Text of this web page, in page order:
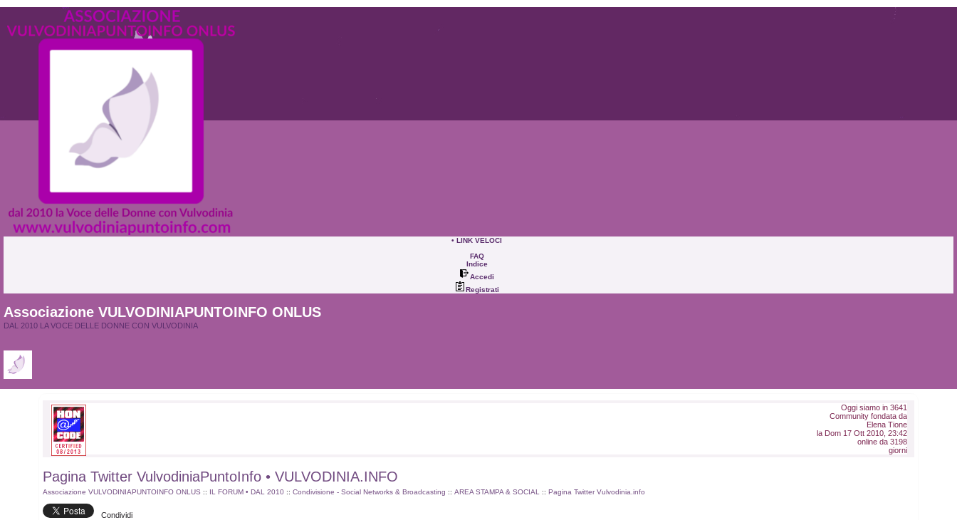
• LINK VELOCI
FAQ
Indice
Accedi
Registrati
Associazione VULVODINIAPUNTOINFO ONLUS
DAL 2010 LA VOCE DELLE DONNE CON VULVODINIA
Oggi siamo in 3641
Community fondata da
Elena Tione
la Dom 17 Ott 2010, 23:42
online da 3198
giorni
Pagina Twitter VulvodiniaPuntoInfo • VULVODINIA.INFO
Associazione VULVODINIAPUNTOINFO ONLUS :: IL FORUM • DAL 2010 ::Condivisione - Social Networks & Broadcasting ::AREA STAMPA & SOCIAL ::Pagina Twitter Vulvodinia.info
Condividi